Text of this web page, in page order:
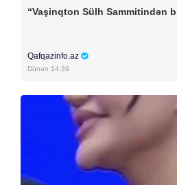
“Vaşinqton Sülh Sammitindən
Qafqazinfo.az
Dünən 14:39